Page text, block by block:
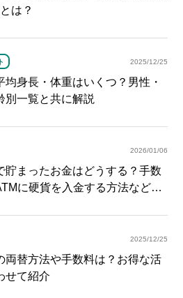
は？
2025/12/25
均身長・体重はいくつ？男性・
別一覧と共に解説
2026/01/06
貯まったお金はどうする？手数
に硬貨を入金する方法など紹
2025/12/25
両替方法や手数料は？お得な活
せて紹介